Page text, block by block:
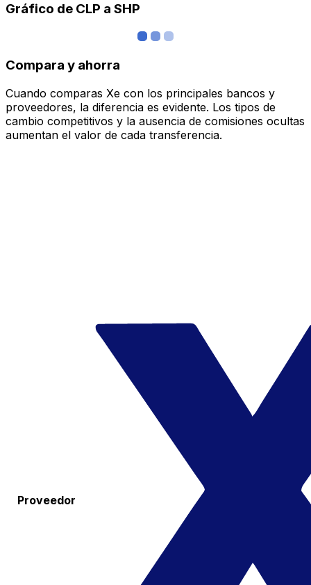
Gráfico de CLP a SHP
Compara y ahorra
Cuando comparas Xe con los principales bancos y
proveedores, la diferencia es evidente. Los tipos de
cambio competitivos y la ausencia de comisiones ocultas
aumentan el valor de cada transferencia.
Proveedor